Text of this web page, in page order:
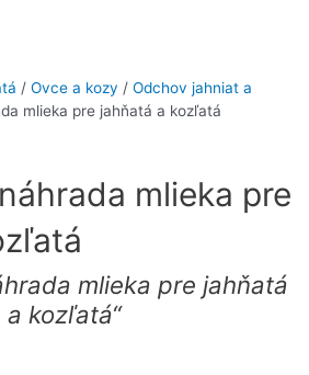
/ Ovce a kozy / Odchov jahniat a
mlieka pre jahňatá a kozľatá
mlieka pre
mlieka pre jahňatá
a kozľatá“